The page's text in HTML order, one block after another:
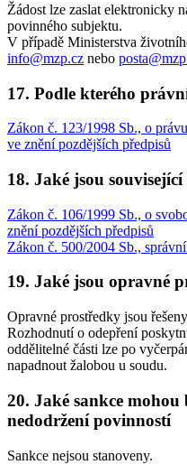
Žádost lze zaslat elektronicky
povinného subjektu.
V případě Ministerstva
info@mzp.cz nebo
17. Podle kterého
Zákon č. 123/1998 Sb., o
ve znění pozdějších předpisů
18. Jaké jsou
Zákon č. 106/1999 Sb., o
znění pozdějších předpisů
Zákon č. 500/2004 Sb.,
19. Jaké jsou opravné
Opravné prostředky jsou
Rozhodnutí o odepření
oddělitelné části lze po
napadnout žalobou u soudu.
20. Jaké sankce
nedodržení povinností
Sankce nejsou stanoveny.